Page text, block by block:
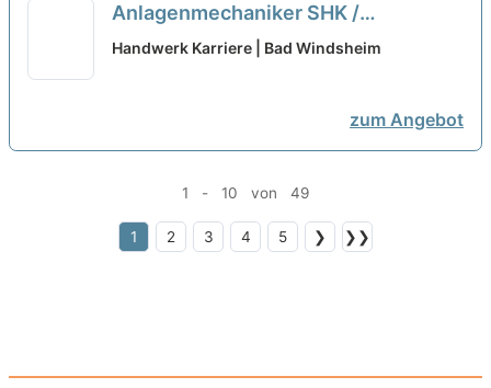
Anlagenmechaniker SHK /
Kundendienstmonteur (m/w/d)
Handwerk Karriere | Bad Windsheim
zum Angebot
1 - 10 von 49
1 2 3 4 5 ❯ ❯❯